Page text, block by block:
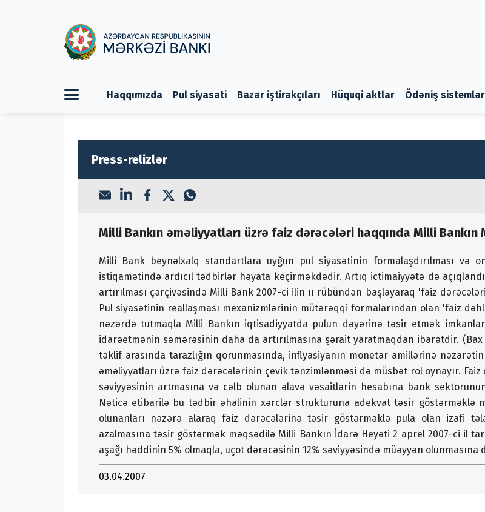
Haqqımızda Pul siyasəti Bazar iştirakçıları Hüquqi aktlar Ödəniş
Press-relizlər
Milli Bankın əməliyyatları üzrə faiz dərəcələri haqqında Milli
Milli Bank beynəlxalq standartlara uyğun pul siyasətinin formalaşdırılması və
istiqamətində ardıcıl tədbirlər həyata keçirməkdədir. Artıq ictimaiyyətə də
artırılması çərçivəsində Milli Bank 2007-ci ilin ıı rübündən başlayaraq 'faiz
Pul siyasətinin reallaşması mexanizmlərinin mütərəqqi formalarından olan 'faiz
nəzərdə tutmaqla Milli Bankın iqtisadiyyatda pulun dəyərinə təsir etmək
idarəetmənin səmərəsinin daha da artırılmasına şərait yaratmaqdan ibarətdir.
təklif arasında tarazlığın qorunmasında, inflyasiyanın monetar amillərinə
əməliyyatları üzrə faiz dərəcələrinin çevik tənzimlənməsi də müsbət rol oynayır.
səviyyəsinin artmasına və cəlb olunan əlavə vəsaitlərin hesabına bank
Nəticə etibarilə bu tədbir əhalinin xərclər strukturuna adekvat təsir göstərməklə
olunanları nəzərə alaraq faiz dərəcələrinə təsir göstərməklə pula olan izafi
azalmasına təsir göstərmək məqsədilə Milli Bankın İdarə Heyəti 2 aprel 2007-ci il
aşağı həddinin 5% olmaqla, uçot dərəcəsinin 12% səviyyəsində müəyyən
03.04.2007